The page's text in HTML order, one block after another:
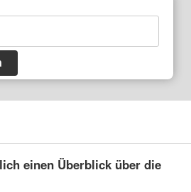
einen Überblick über die